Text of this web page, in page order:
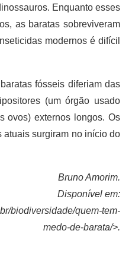
Enquanto esses
as baratas sobreviveram
modernos é difícil
fósseis diferiam das
(um órgão usado
ovos) externos longos. Os
atuais surgiram no início do
Bruno Amorim.
Disponível em:
biodiversidade/quem-tem-
medo-de-barata/>.